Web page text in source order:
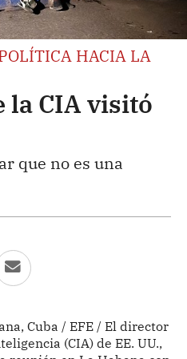
HACIA LA
la CIA visitó
que no es una
Cuba / EFE / El director
(CIA) de EE. UU.,